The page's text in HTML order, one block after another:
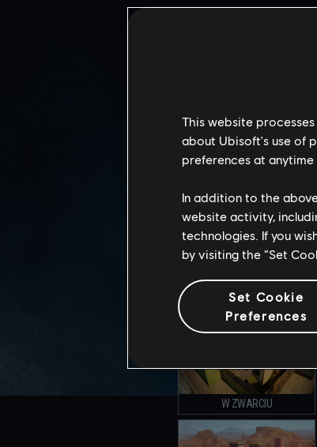
KASYNO CALYPSO
KLUB
W ZWARCIU
This website
about Ubisoft's use of
preferences at
In addition to the
website activity,
technologies. If you
by visiting the “Set
Set Cookie
Preferences